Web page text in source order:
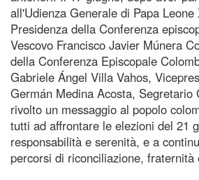
all'Udienza Generale di Papa
Presidenza della Conferenza
Vescovo Francisco Javier Múnera
della Conferenza Episcopale
Gabriele Ángel Villa Vahos,
Germán Medina Acosta, Segretario
rivolto un messaggio al popolo
tutti ad affrontare le elezioni del 21
responsabilità e serenità, e a
percorsi di riconciliazione, fraternità